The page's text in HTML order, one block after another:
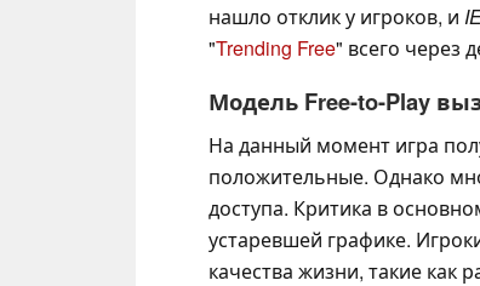
нашло отклик у игроков, и
"Trending Free" всего через
Модель Free-to-Play
На данный момент игра
положительные. Однако
доступа. Критика в
устаревшей графике.
качества жизни, такие как